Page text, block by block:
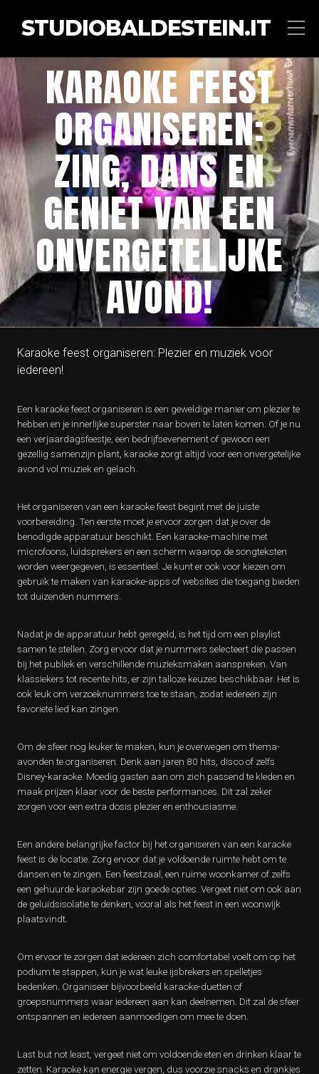
STUDIOBALDESTEIN.IT
KARAOKE FEEST
ORGANISEREN:
ZING, DANS EN
GENIET VAN EEN
ONVERGETELIJKE
AVOND!
Karaoke feest organiseren: Plezier en muziek voor
iedereen!
Een karaoke feest organiseren is een geweldige manier om plezier te
hebben en je innerlijke superster naar boven te laten komen. Of je nu
een verjaardagsfeestje, een bedrijfsevenement of gewoon een
gezellig samenzijn plant, karaoke zorgt altijd voor een onvergetelijke
avond vol muziek en gelach.
Het organiseren van een karaoke feest begint met de juiste
voorbereiding. Ten eerste moet je ervoor zorgen dat je over de
benodigde apparatuur beschikt. Een karaoke-machine met
microfoons, luidsprekers en een scherm waarop de songteksten
worden weergegeven, is essentieel. Je kunt er ook voor kiezen om
gebruik te maken van karaoke-apps of websites die toegang bieden
tot duizenden nummers.
Nadat je de apparatuur hebt geregeld, is het tijd om een playlist
samen te stellen. Zorg ervoor dat je nummers selecteert die passen
bij het publiek en verschillende muzieksmaken aanspreken. Van
klassiekers tot recente hits, er zijn talloze keuzes beschikbaar. Het is
ook leuk om verzoeknummers toe te staan, zodat iedereen zijn
favoriete lied kan zingen.
Om de sfeer nog leuker te maken, kun je overwegen om thema-
avonden te organiseren. Denk aan jaren 80 hits, disco of zelfs
Disney-karaoke. Moedig gasten aan om zich passend te kleden en
maak prijzen klaar voor de beste performances. Dit zal zeker
zorgen voor een extra dosis plezier en enthousiasme.
Een andere belangrijke factor bij het organiseren van een karaoke
feest is de locatie. Zorg ervoor dat je voldoende ruimte hebt om te
dansen en te zingen. Een feestzaal, een ruime woonkamer of zelfs
een gehuurde karaokebar zijn goede opties. Vergeet niet om ook aan
de geluidsisolatie te denken, vooral als het feest in een woonwijk
plaatsvindt.
Om ervoor te zorgen dat iedereen zich comfortabel voelt om op het
podium te stappen, kun je wat leuke ijsbrekers en spelletjes
bedenken. Organiseer bijvoorbeeld karaoke-duetten of
groepsnummers waar iedereen aan kan deelnemen. Dit zal de sfeer
ontspannen en iedereen aanmoedigen om mee te doen.
Last but not least, vergeet niet om voldoende eten en drinken klaar te
zetten. Karaoke kan energie vergen, dus voorzie snacks en drankjes